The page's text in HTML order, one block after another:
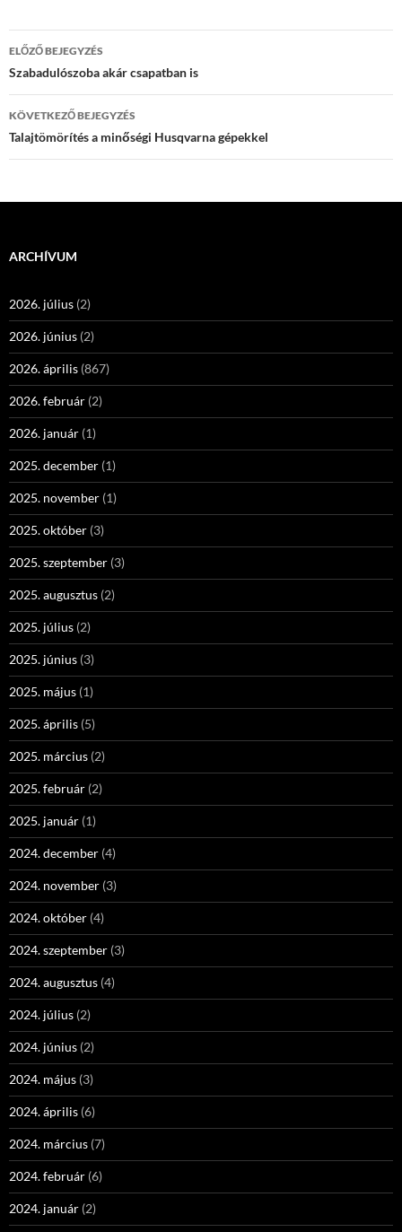
Bejegyzések
navigációja
ELŐZŐ BEJEGYZÉS
Szabadulószoba akár csapatban is
KÖVETKEZŐ BEJEGYZÉS
Talajtömörítés a minőségi Husqvarna gépekkel
ARCHÍVUM
2026. július (2)
2026. június (2)
2026. április (867)
2026. február (2)
2026. január (1)
2025. december (1)
2025. november (1)
2025. október (3)
2025. szeptember (3)
2025. augusztus (2)
2025. július (2)
2025. június (3)
2025. május (1)
2025. április (5)
2025. március (2)
2025. február (2)
2025. január (1)
2024. december (4)
2024. november (3)
2024. október (4)
2024. szeptember (3)
2024. augusztus (4)
2024. július (2)
2024. június (2)
2024. május (3)
2024. április (6)
2024. március (7)
2024. február (6)
2024. január (2)